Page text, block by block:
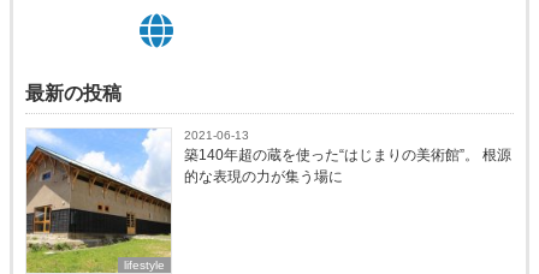
最新の投稿
lifestyle
2021-06-13
築140年超の蔵を使った“はじまりの美術館”。 根源
的な表現の力が集う場に